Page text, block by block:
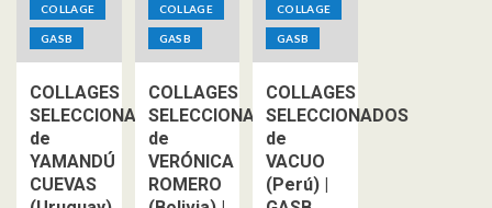
COLLAGE
GASB
COLLAGES
SELECCIONADOS
de
YAMANDÚ
CUEVAS
COLLAGE
GASB
COLLAGES
SELECCIONADOS
de
VERÓNICA
ROMERO
COLLAGE
GASB
COLLAGES
SELECCIONADOS
de
VACUO
(Perú) |